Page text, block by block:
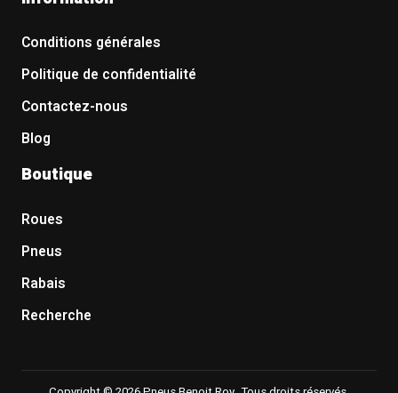
Conditions générales
Politique de confidentialité
Contactez-nous
Blog
Boutique
Roues
Pneus
Rabais
Recherche